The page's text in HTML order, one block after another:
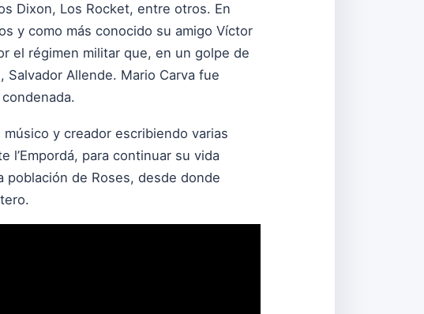
Dixon, Los Rocket, entre otros. En
y como más conocido su amigo Víctor
el régimen militar que, en un golpe de
Allende. Mario Carva fue
y creador escribiendo varias
para continuar su vida
población de Roses, desde donde